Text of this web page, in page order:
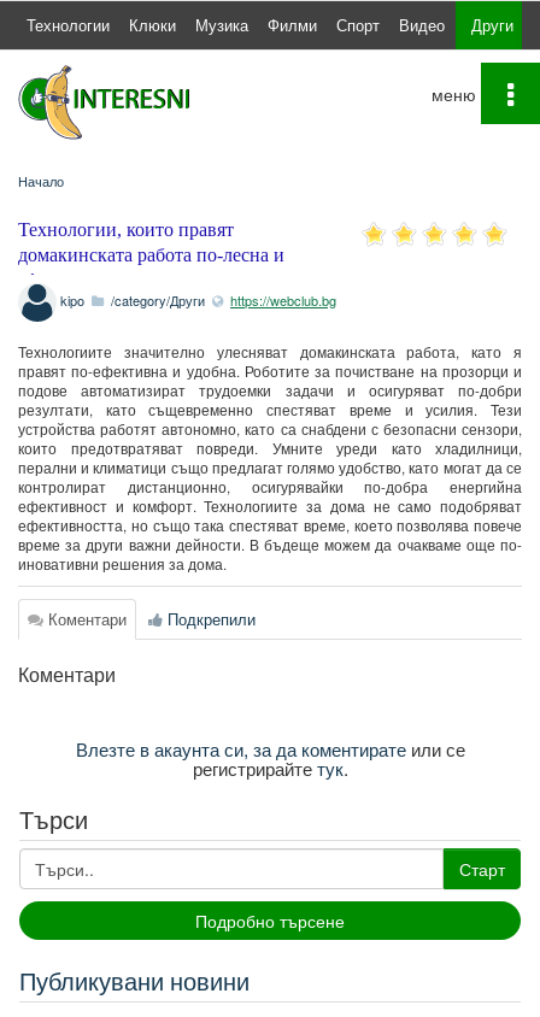
Технологии Клюки Музика Филми Спорт Видео Други
Начало
Технологии, които правят
домакинската работа по-лесна и
ефективн
kipo /category/Други https://webclub.bg
Технологиите значително улесняват домакинската работа, като я
правят по-ефективна и удобна. Роботите за почистване на прозорци и
подове автоматизират трудоемки задачи и осигуряват по-добри
резултати, като същевременно спестяват време и усилия. Тези
устройства работят автономно, като са снабдени с безопасни сензори,
които предотвратяват повреди. Умните уреди като хладилници,
перални и климатици също предлагат голямо удобство, като могат да се
контролират дистанционно, осигурявайки по-добра енергийна
ефективност и комфорт. Технологиите за дома не само подобряват
ефективността, но също така спестяват време, което позволява повече
време за други важни дейности. В бъдеще можем да очакваме още по-
иновативни решения за дома.
Коментари Подкрепили
Коментари
Влезте в акаунта си, за да коментиратеили се
регистрирайтетук.
Търси
Старт
Подробно търсене
Публикувани новини